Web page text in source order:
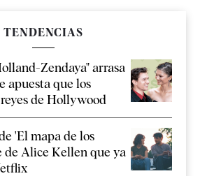
TENDENCIAS
Zendaya" arrasa
apuesta que los
de Hollywood
'El mapa de los
de Alice Kellen que ya